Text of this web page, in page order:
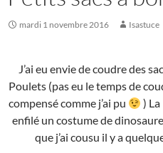
mardi 1 novembre 2016 Isastuce
J’ai eu envie de coudre des
Poulets (pas eu le temps de
compensé comme j’ai pu
)
enfilé un costume de
que j’ai cousu il y a